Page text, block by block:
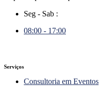
Seg - Sab :
08:00 - 17:00
Serviços
Consultoria em Eventos